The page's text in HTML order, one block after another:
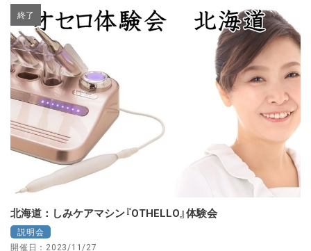
終了
北海道：しみケアマシン『OTHELLO』体験会
説明会
開催日：2023/11/27